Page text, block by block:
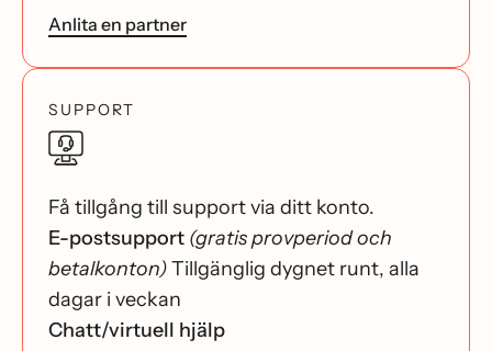
Anlita en partner
SUPPORT
Få tillgång till support via ditt konto.
E-postsupport (gratis provperiod och
betalkonton)Tillgänglig dygnet runt, alla
dagar i veckan
Chatt/virtuell hjälp